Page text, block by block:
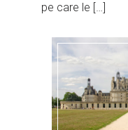
pe care le […]